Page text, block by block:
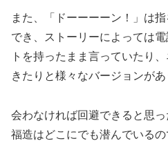
また、「ドーーーーン！」は
でき、ストーリーによっては
トを持ったまま言っていたり
きたりと様々なバージョンがあ
会わなければ回避できると思
福造はどこにでも潜んでいるの